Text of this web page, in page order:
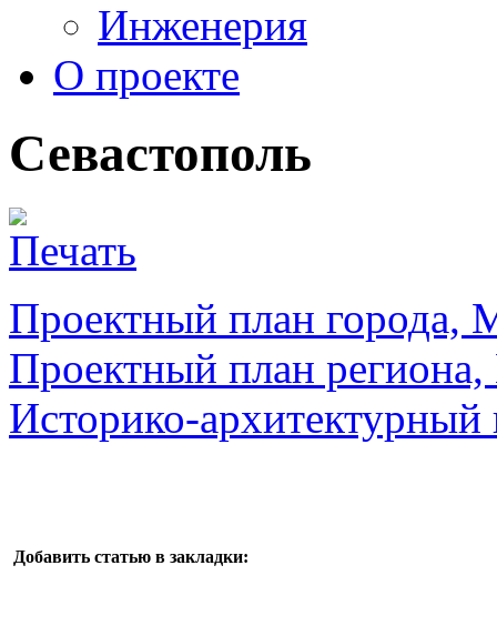
Инженерия
О проекте
Севастополь
Проектный план города,
Проектный план
Историко-
Добавить статью в закладки: